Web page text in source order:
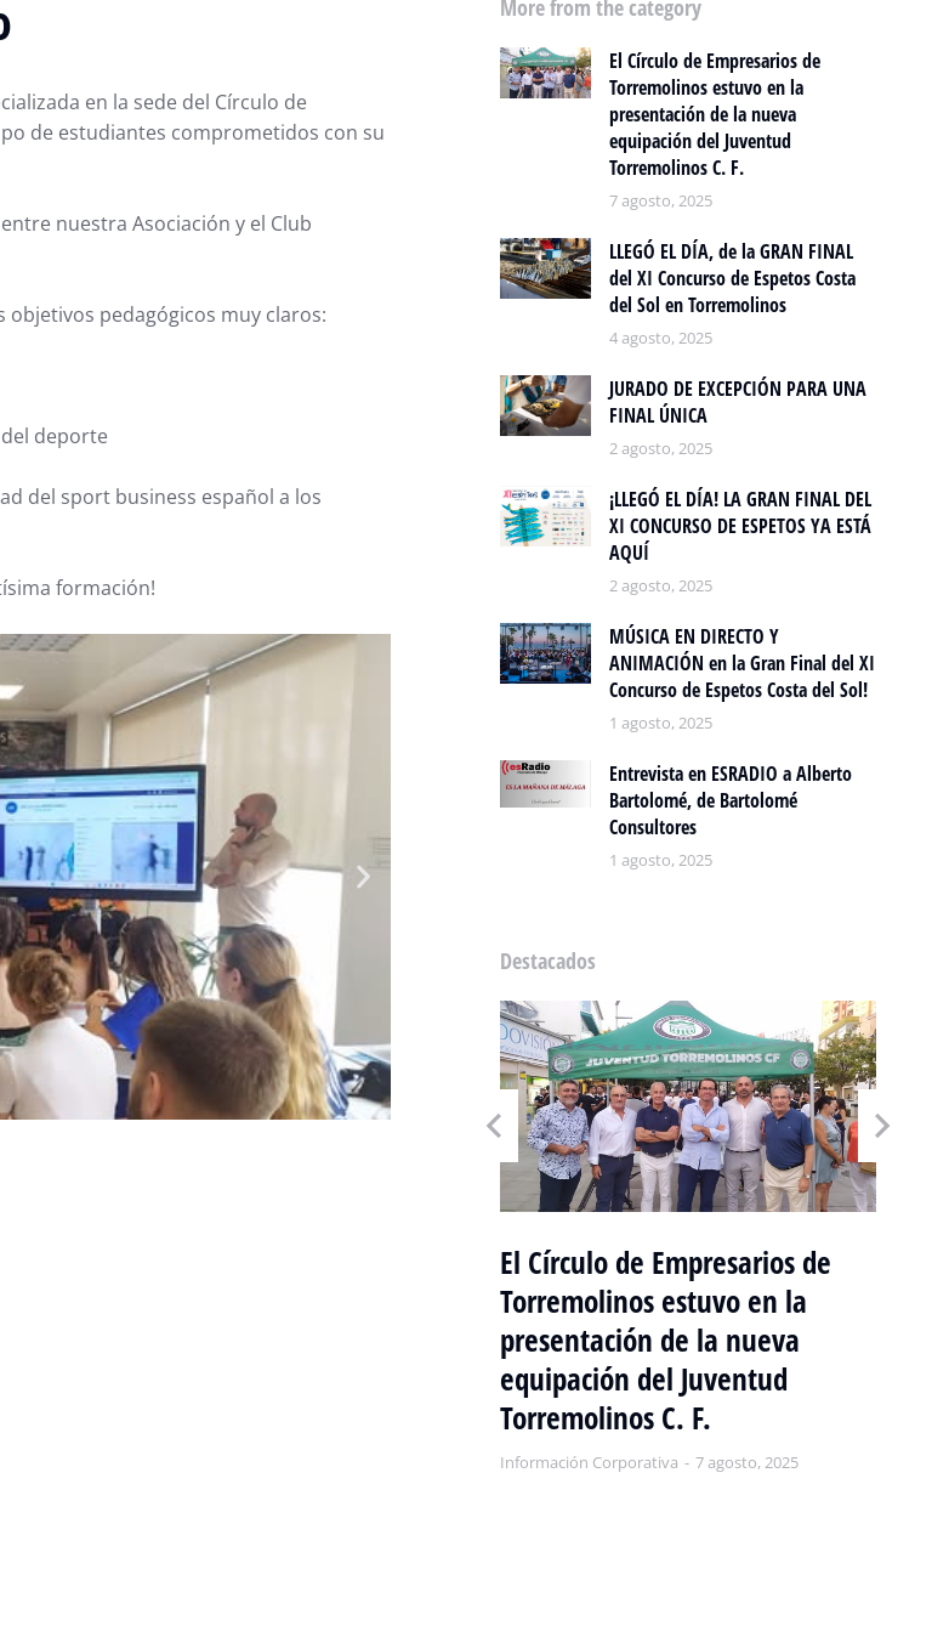
en la sede del Círculo de
de estudiantes comprometidos con su
nuestra Asociación y el Club
pedagógicos muy claros:
deporte
del sport business español a los
formación!
More from the category
El Círculo de Empresarios de
Torremolinos estuvo en la
presentación de la nueva
equipación del Juventud
Torremolinos C. F.
7 agosto, 2025
LLEGÓ EL DÍA, de la GRAN FINAL
del XI Concurso de Espetos Costa
del Sol en Torremolinos
4 agosto, 2025
JURADO DE EXCEPCIÓN PARA UNA
FINAL ÚNICA
2 agosto, 2025
¡LLEGÓ EL DÍA! LA GRAN FINAL DEL
XI CONCURSO DE ESPETOS YA ESTÁ
AQUÍ
2 agosto, 2025
MÚSICA EN DIRECTO Y
ANIMACIÓN en la Gran Final del XI
Concurso de Espetos Costa del Sol!
1 agosto, 2025
Entrevista en ESRADIO a Alberto
Bartolomé, de Bartolomé
Consultores
1 agosto, 2025
Destacados
El Círculo de Empresarios de
Torremolinos estuvo en la
presentación de la nueva
equipación del Juventud
Torremolinos C. F.
Información Corporativa 7 agosto, 2025